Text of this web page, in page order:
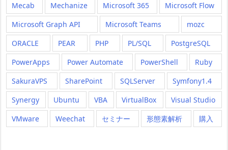
Mecab
Mechanize Microsoft 365
Microsoft Flow
Microsoft Graph API
Microsoft Teams
mozc
ORACLE
PEAR PHP PL/SQL
PostgreSQL
PowerApps
Power Automate PowerShell
Ruby
SakuraVPS
SharePoint SQLServer
Symfony1.4
Synergy
Ubuntu VBA VirtualBox
Visual Studio
VMware
Weechat セミナー 形態素解析 購入